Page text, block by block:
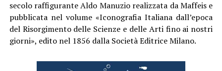
secolo raffigurante Aldo Manuzio realizzata da Maffeis e
pubblicata nel volume «Iconografia Italiana dall’epoca
del Risorgimento delle Scienze e delle Arti fino ai nostri
giorni», edito nel 1856 dalla Società Editrice Milano.